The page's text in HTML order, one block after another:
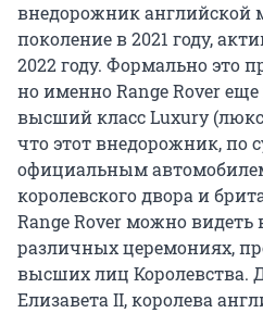
внедорожник английской
поколение в 2021 году,
2022 году. Формально это
но именно Range Rover
высший класс Luxury
что этот внедорожник, по
официальным
королевского двора и
Range Rover можно видеть
различных церемониях,
высших лиц Королевства.
Елизавета II, королева